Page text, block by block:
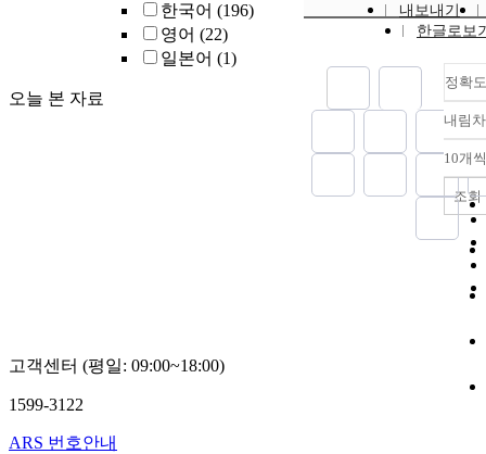
한국어 (196)
영어 (22)
일본어 (1)
오늘 본 자료
내보내기
한글로보
정확
내림
10개
조회
고객센터 (평일: 09:00~18:00)
1599-3122
ARS 번호안내